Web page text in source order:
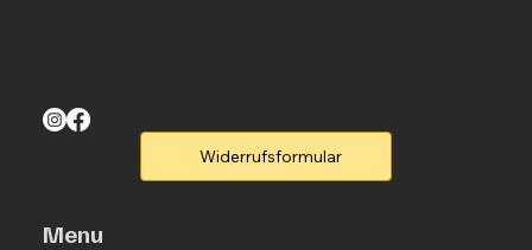
Widerrufsformular
Menu